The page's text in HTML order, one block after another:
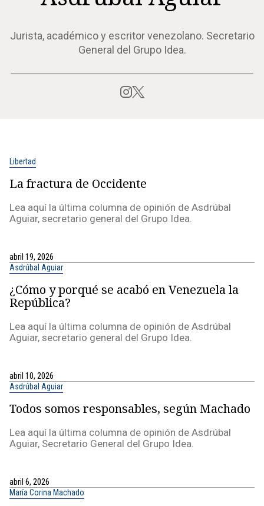
Jurista, académico y escritor venezolano. Secretario
General del Grupo Idea.
Libertad
La fractura de Occidente
Lea aquí la última columna de opinión de Asdrúbal
Aguiar, secretario general del Grupo Idea.
abril 19, 2026
Asdrúbal Aguiar
¿Cómo y porqué se acabó en Venezuela la
República?
Lea aquí la última columna de opinión de Asdrúbal
Aguiar, secretario general del Grupo Idea.
abril 10, 2026
Asdrúbal Aguiar
Todos somos responsables, según Machado
Lea aquí la última columna de opinión de Asdrúbal
Aguiar, Secretario General del Grupo Idea.
abril 6, 2026
María Corina Machado